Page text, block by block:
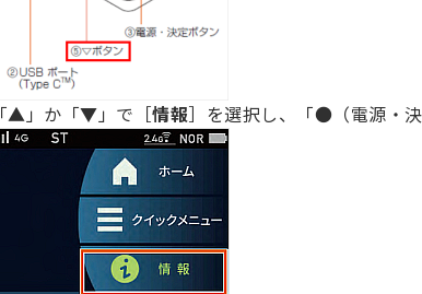
「▲」か「▼」で［情報］を選択し、「●（電源・決